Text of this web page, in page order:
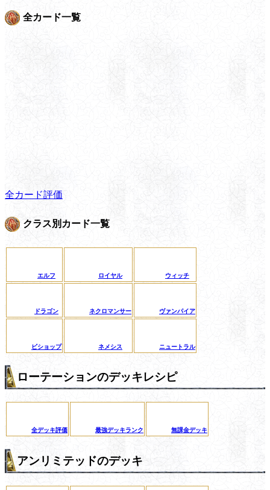
全カード一覧
全カード評価
クラス別カード一覧
エルフ ロイヤル ウィッチ
ドラゴン ネクロマンサー ヴァンパイア
ビショップ ネメシス ニュートラル
ローテーションのデッキレシピ
全デッキ評価 最強デッキランク 無課金デッキ
アンリミテッドのデッキ